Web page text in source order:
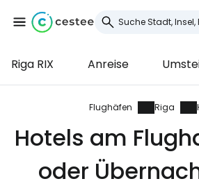
Riga RIX Anreise
Flughäfen Riga
Hotels am
oder
Anmeldung
Cestee
... die weltweite Reise-